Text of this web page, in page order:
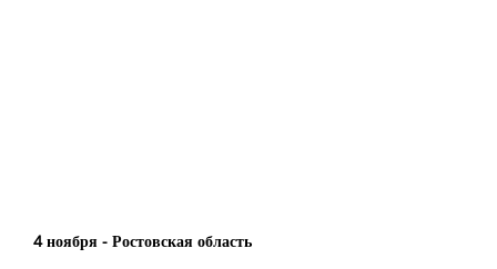
4 ноября ‒ Ростовская область